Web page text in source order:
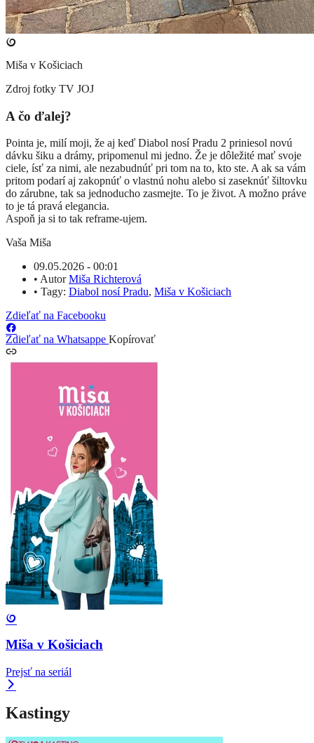
Miša v Košiciach
Zdroj fotky TV JOJ
A čo ďalej?
Pointa je, milí moji, že aj keď Diabol nosí Pradu 2 priniesol novú
dávku šiku a drámy, pripomenul mi jedno. Že je dôležité mať svoje
ciele, ísť za nimi, ale nezabudnúť pri tom na to, kto ste. A ak sa vám
pritom podarí aj zakopnúť o vlastnú nohu alebo si zaseknúť šiltovku
do zárubne, tak sa jednoducho zasmejte. To je život. A možno práve
to je tá pravá elegancia.
Aspoň ja si to tak reframe-ujem.
Vaša Miša
09.05.2026 - 00:01
• AutorMiša Richterová
• Tagy: Diabol nosí Pradu, Miša v Košiciach
Zdieľať na Facebooku
Zdieľať na Whatsappe Kopírovať
Miša v Košiciach
Prejsť na seriál
Kastingy